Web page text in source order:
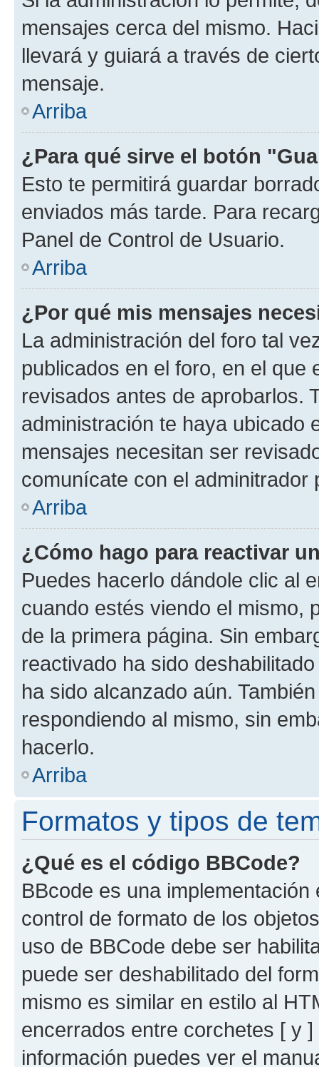
mensajes cerca del mismo.
llevará y guiará a través de
mensaje.
Arriba
¿Para qué sirve el botón
Esto te permitirá guardar
enviados más tarde. Para
Panel de Control de Usuario.
Arriba
¿Por qué mis mensajes
La administración del foro tal
publicados en el foro, en el
revisados antes de aprobarlos.
administración te haya ubicado
mensajes necesitan ser
comunícate con el
Arriba
¿Cómo hago para reactivar
Puedes hacerlo dándole clic al
cuando estés viendo el mismo,
de la primera página. Sin
reactivado ha sido
ha sido alcanzado aún.
respondiendo al mismo, sin
hacerlo.
Arriba
Formatos y tipos de
¿Qué es el código BBCode?
BBcode es una
control de formato de los
uso de BBCode debe ser
puede ser deshabilitado del
mismo es similar en estilo al
encerrados entre corchetes [ y
información puedes ver el